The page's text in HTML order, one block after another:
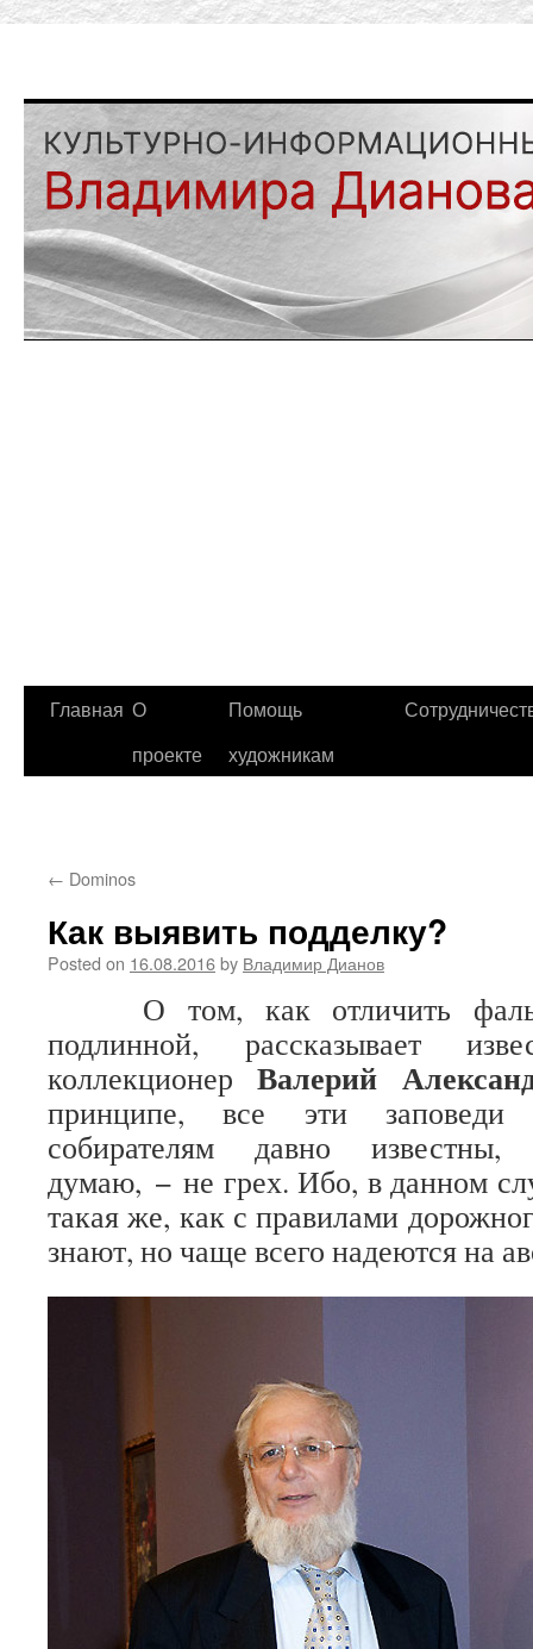
Главная О
проекте
Помощь
художникам
← Dominos
Как выявить подделку?
Posted on 16.08.2016by Владимир Дианов
О том, как отличить
подлинной, рассказывает
коллекционерВалерий
принципе, все эти заповеди
собирателям давно
думаю, − не грех. Ибо, в данном
такая же, как с правилами
знают, но чаще всего надеются на